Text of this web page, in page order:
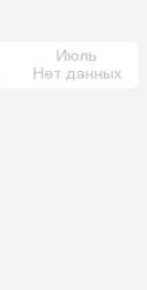
Июль
Нет данных